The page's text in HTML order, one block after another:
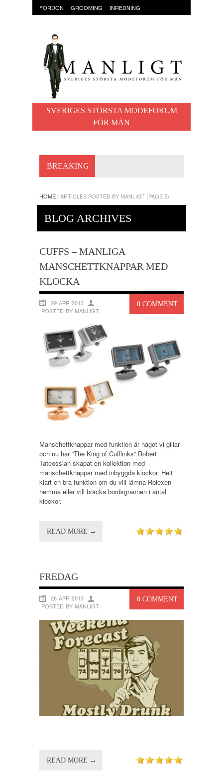
FORDON GROOMING
INREDNING
KLÄDER & ACCESSOARER
MAT OCH DRYCK
SVERIGES STÖRSTA MODEFORUM
FÖR MÄN
BREAKING
HOME/ARTICLES POSTED BY MANLIGT (PAGE 5)
BLOG ARCHIVES
CUFFS – MANLIGA
MANSCHETTKNAPPAR MED
KLOCKA
0 COMMENT
29 APR 2013
POSTED BY MANLIGT
Manschettknappar med funktion är något vi gillar
och nu har “The King of Cufflinks” Robert
Tateossian skapat en kollektion med
manschettknappar med inbyggda klockor. Helt
klart en bra funktion om du vill lämna Rolexen
hemma eller vill bräcka bordsgrannen i antal
klockor.
READ MORE →
FREDAG
0 COMMENT
26 APR 2013
POSTED BY MANLIGT
READ MORE →